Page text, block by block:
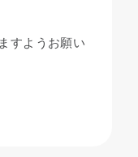
すようお願い